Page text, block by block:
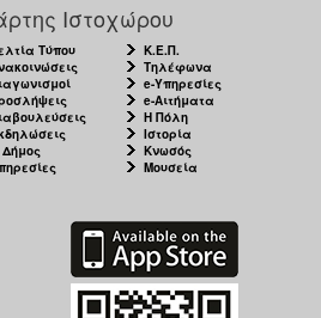
Ιστοχώρου
Τύπου
Κ.Ε.Π.
Τηλέφωνα
e-Υπηρεσίες
e-Αιτήματα
Η Πόλη
Ιστορία
Κνωσός
Μουσεία